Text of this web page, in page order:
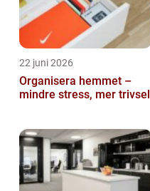
22 juni 2026
Organisera hemmet –
mindre stress, mer trivsel